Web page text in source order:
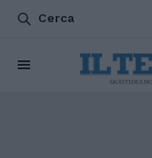
Cerca